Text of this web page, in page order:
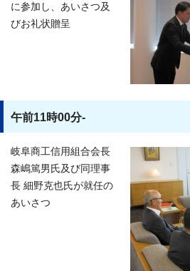
に参加し、あいさつ及
びお礼状贈呈
午前11時00分-
岐阜商工信用組合会長
森嶋篤男氏及び同理事
長 細野克也氏が就任の
あいさつ